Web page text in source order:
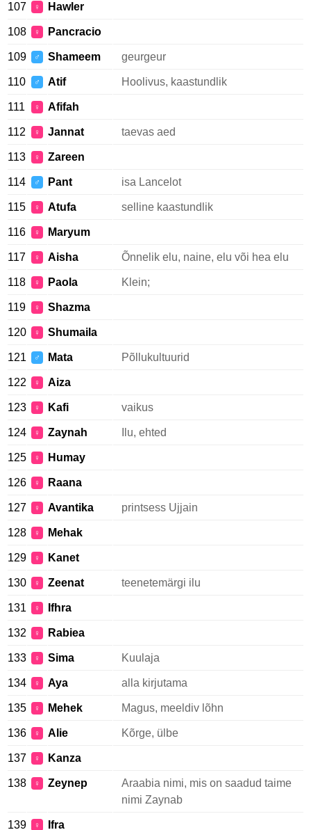
107 ♀ Hawler
108 ♀ Pancracio
109 ♂ Shameem geurgeur
110 ♂ Atif Hoolivus, kaastundlik
111 ♀ Afifah
112 ♀ Jannat taevas aed
113 ♀ Zareen
114 ♂ Pant isa Lancelot
115 ♀ Atufa selline kaastundlik
116 ♀ Maryum
117 ♀ Aisha Õnnelik elu, naine, elu või hea elu
118 ♀ Paola Klein;
119 ♀ Shazma
120 ♀ Shumaila
121 ♂ Mata Põllukultuurid
122 ♀ Aiza
123 ♀ Kafi vaikus
124 ♀ Zaynah Ilu, ehted
125 ♀ Humay
126 ♀ Raana
127 ♀ Avantika printsess Ujjain
128 ♀ Mehak
129 ♀ Kanet
130 ♀ Zeenat teenetemärgi ilu
131 ♀ Ifhra
132 ♀ Rabiea
133 ♀ Sima Kuulaja
134 ♀ Aya alla kirjutama
135 ♀ Mehek Magus, meeldiv lõhn
136 ♀ Alie Kõrge, ülbe
137 ♀ Kanza
138 ♀ Zeynep
Araabia nimi, mis on saadud taime
nimi Zaynab
139 ♀ Ifra